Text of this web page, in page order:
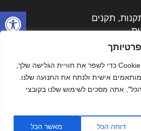
פתח
אנו משתמשים בקובצי Cookie כדי לשפר את חוויית הגלישה שלך,
אישית ולנתח את התנועה שלנו.
אתה מסכים לשימוש שלנו בקובצי
דוחה הכל מאשר הכל
תקנים
ועסקאות
מתקדמות
והמלצות